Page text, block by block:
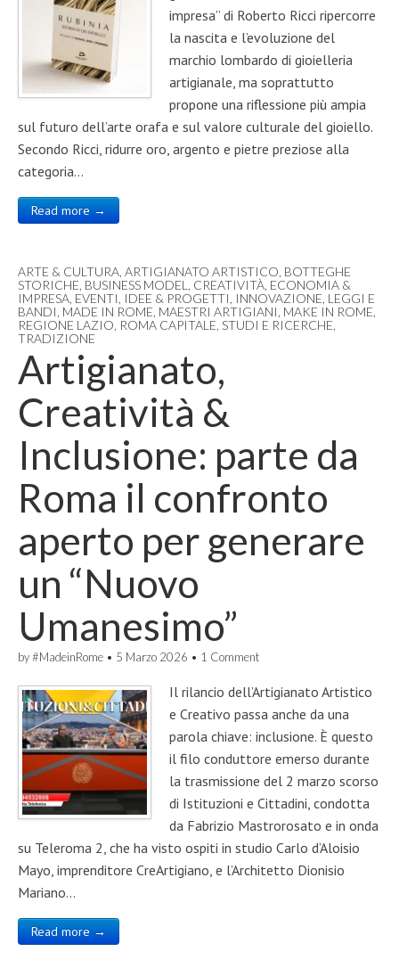
impresa” di Roberto Ricci ripercorre
la nascita e l’evoluzione del
marchio lombardo di gioielleria
artigianale, ma soprattutto
propone una riflessione più ampia
sul futuro dell’arte orafa e sul valore culturale del gioiello.
Secondo Ricci, ridurre oro, argento e pietre preziose alla
categoria…
Read more →
ARTE & CULTURA ARTIGIANATO ARTISTICO BOTTEGHE
STORICHE BUSINESS MODEL CREATIVITÀ ECONOMIA &
IMPRESA EVENTI IDEE & PROGETTI INNOVAZIONE LEGGI E
BANDI MADE IN ROME MAESTRI ARTIGIANI MAKE IN ROME
REGIONE LAZIO ROMA CAPITALE STUDI E RICERCHE
TRADIZIONE
Artigianato,
Creatività &
Inclusione: parte da
Roma il confronto
aperto per generare
un “Nuovo
Umanesimo”
by#MadeinRome • 5 Marzo 2026 • 1 Comment
Il rilancio dell’Artigianato Artistico
e Creativo passa anche da una
parola chiave: inclusione. È questo
il filo conduttore emerso durante
la trasmissione del 2 marzo scorso
di Istituzioni e Cittadini, condotta
da Fabrizio Mastrorosato e in onda
su Teleroma 2, che ha visto ospiti in studio Carlo d’Aloisio
Mayo, imprenditore CreArtigiano, e l’Architetto Dionisio
Mariano…
Read more →